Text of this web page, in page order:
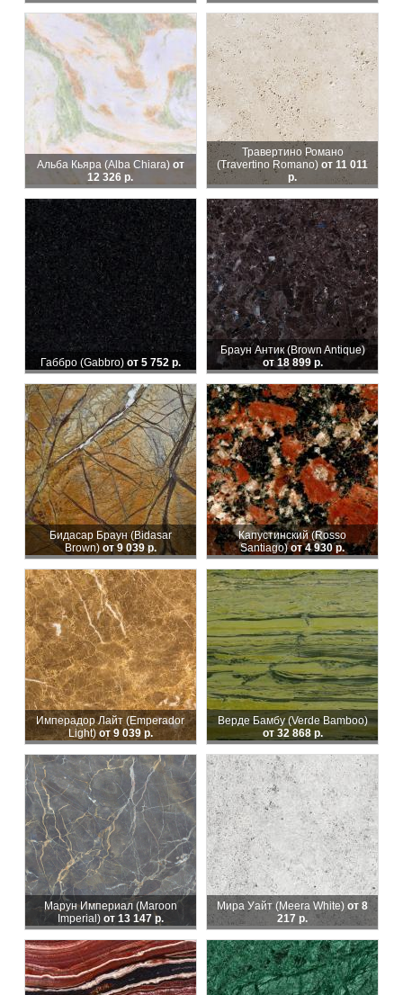
Альба Кьяра (Alba Chiara) от
12 326 р.
Травертино Романо
(Travertino Romano) от 11 011
р.
Габбро (Gabbro) от 5 752 р.
Браун Антик (Brown Antique)
от 18 899 р.
Бидасар Браун (Bidasar
Brown) от 9 039 р.
Капустинский (Rosso
Santiago)от 4 930 р.
Имперадор Лайт (Emperador
Light) от 9 039 р.
Верде Бамбу (Verde Bamboo)
от 32 868 р.
Марун Империал (Maroon
Imperial) от 13 147 р.
Мира Уайт (Meera White) от 8
217 р.